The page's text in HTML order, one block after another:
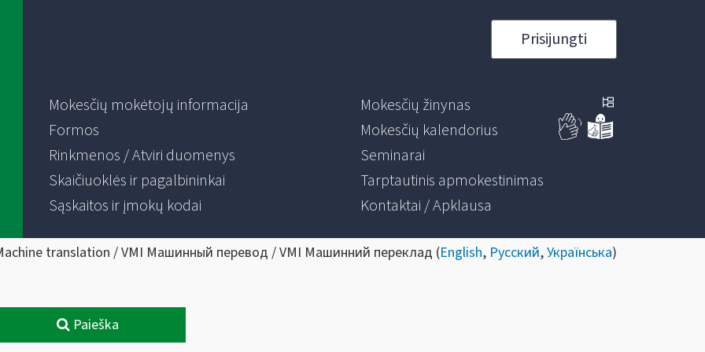
Prisijungti
Mokesčių mokėtojų informacija
Formos
Rinkmenos / Atviri duomenys
Skaičiuoklės ir pagalbininkai
Sąskaitos ir įmokų kodai
Mokesčių žinynas
Mokesčių kalendorius
Seminarai
Tarptautinis apmokestinimas
Kontaktai / Apklausa
translation / VMI Машинный перевод / VMI Машинний переклад (English, Русский,Українська)
Paieška